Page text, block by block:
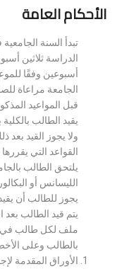
الأحكام العامة
تبدأ السنة
الدراسة ثلاثين
أسبوعين وفقًا
الجامعة مراعاة
قبل المواعيد
يقيد الطالب
ولا يجوز القيد
القواعد التي
يلتحق الطالب
الليسانس أو
يجوز للطالب أن
يتم قيد الطالب بعد
ملف لكل طالب في
بالطالب وعلى
الأوراق المقدمة